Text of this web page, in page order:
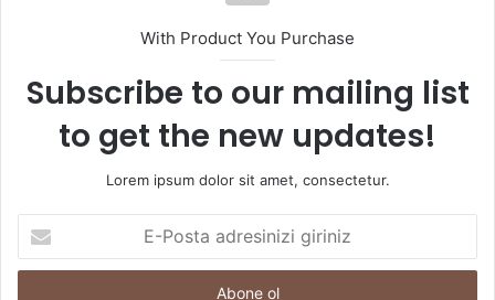
With Product You Purchase
Subscribe to our mailing list
to get the new updates!
Lorem ipsum dolor sit amet, consectetur.
Posta
adresinizi